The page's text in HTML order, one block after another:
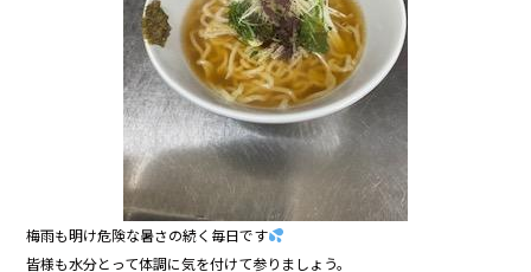
梅雨も明け危険な暑さの続く毎日です
皆様も水分とって体調に気を付けて参りましょう。